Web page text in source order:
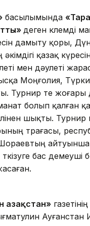
басылымында
деген көлемді
дамыту қоры,
қазақ
мен дәулеті
Моңғолия,
Турнир өте жоғары
болып қалған
шықты.
төрағасы,
бас
Қазақстан»